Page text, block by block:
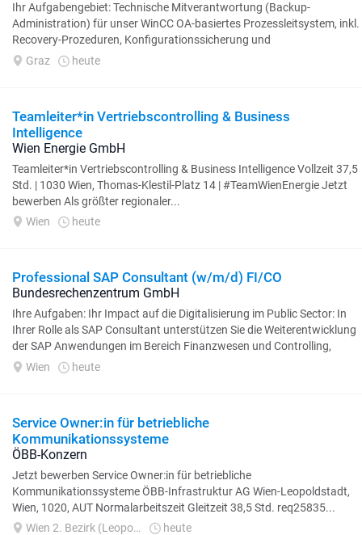
Ihr Aufgabengebiet: Technische Mitverantwortung (Backup-
Administration) für unser WinCC OA-basiertes Prozessleitsystem, inkl.
Recovery-Prozeduren, Konfigurationssicherung und
Systemdokumentation, Aufbau und Betrieb...
Graz heute
Teamleiter*in Vertriebscontrolling & Business
Intelligence
Wien Energie GmbH
Teamleiter*in Vertriebscontrolling & Business Intelligence Vollzeit 37,5
Std. | 1030 Wien, Thomas-Klestil-Platz 14 | #TeamWienEnergie Jetzt
bewerben Als größter regionaler...
Wien
heute
Professional SAP Consultant (w/m/d) FI/CO
Bundesrechenzentrum GmbH
Ihre Aufgaben: Ihr Impact auf die Digitalisierung im Public Sector: In
Ihrer Rolle als SAP Consultant unterstützen Sie die Weiterentwicklung
der SAP Anwendungen im Bereich Finanzwesen und Controlling,
Freiraum...
Wien heute
Service Owner:in für betriebliche
Kommunikationssysteme
ÖBB-Konzern
Jetzt bewerben Service Owner:in für betriebliche
Kommunikationssysteme ÖBB-Infrastruktur AG Wien-Leopoldstadt,
Wien, 1020, AUT Normalarbeitszeit Gleitzeit 38,5 Std. req25835...
Wien 2. Bezirk (Leopoldstadt)
heute